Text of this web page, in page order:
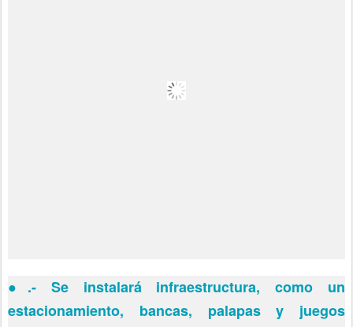
● .- Se instalará infraestructura, como un
estacionamiento, bancas, palapas y juegos